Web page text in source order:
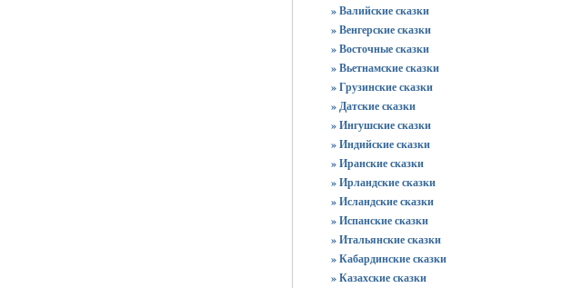
» Валийские сказки
» Венгерские сказки
» Восточные сказки
» Вьетнамские сказки
» Грузинские сказки
» Датские сказки
» Ингушские сказки
» Индийские сказки
» Иранские сказки
» Ирландские сказки
» Исландские сказки
» Испанские сказки
» Итальянские сказки
» Кабардинские сказки
» Казахские сказки